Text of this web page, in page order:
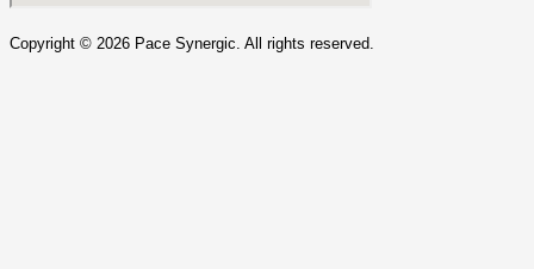
Copyright © 2026 Pace Synergic. All rights reserved.